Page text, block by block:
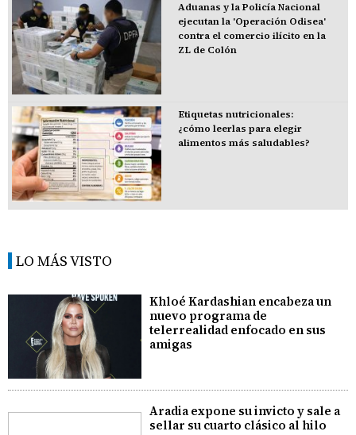
Aduanas y la Policía Nacional
ejecutan la 'Operación Odisea'
contra el comercio ilícito en la
ZL de Colón
Etiquetas nutricionales:
¿cómo leerlas para elegir
alimentos más saludables?
LO MÁS VISTO
Khloé Kardashian encabeza un
nuevo programa de
telerrealidad enfocado en sus
amigas
Aradia expone su invicto y sale a
sellar su cuarto clásico al hilo